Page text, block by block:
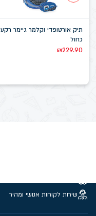
תיק אורטופדי וקלמר גיימר רקע
כחול
₪229.90
שירות לקוחות אנושי ומהיר